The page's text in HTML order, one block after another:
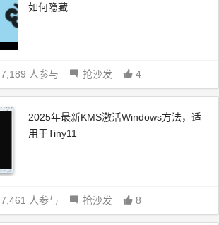
如何隐藏
7,189 人参与 抢沙发 4
2025年最新KMS激活Windows方法，适
用于Tiny11
7,461 人参与 抢沙发 8